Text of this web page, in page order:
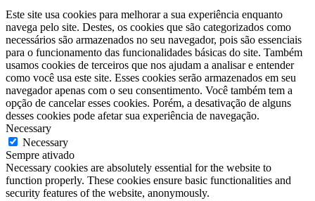
Este site usa cookies para melhorar a sua experiência enquanto
navega pelo site. Destes, os cookies que são categorizados como
necessários são armazenados no seu navegador, pois são essenciais
para o funcionamento das funcionalidades básicas do site. Também
usamos cookies de terceiros que nos ajudam a analisar e entender
como você usa este site. Esses cookies serão armazenados em seu
navegador apenas com o seu consentimento. Você também tem a
opção de cancelar esses cookies. Porém, a desativação de alguns
desses cookies pode afetar sua experiência de navegação.
Necessary
Necessary
Sempre ativado
Necessary cookies are absolutely essential for the website to
function properly. These cookies ensure basic functionalities and
security features of the website, anonymously.